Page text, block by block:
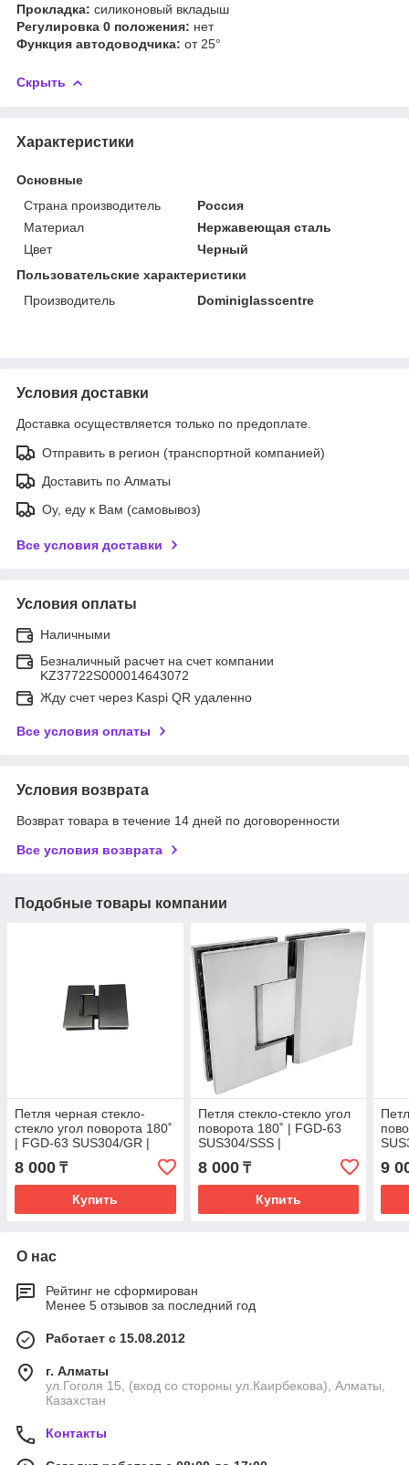
Прокладка: силиконовый вкладыш
Регулировка 0 положения: нет
Функция автодоводчика: от 25°
Скрыть
Характеристики
Основные
Страна производитель
Россия
Материал
Нержавеющая сталь
Цвет
Черный
Пользовательские характеристики
Производитель
Dominiglasscentre
Условия доставки
Доставка осуществляется только по предоплате.
Отправить в регион (транспортной компанией)
Доставить по Алматы
Оу, еду к Вам (самовывоз)
Все условия доставки
Условия оплаты
Наличными
Безналичный расчет на счет компании
KZ37722S000014643072
Жду счет через Kaspi QR удаленно
Все условия оплаты
Условия возврата
Возврат товара в течение 14 дней по договоренности
Все условия возврата
Подобные товары компании
Петля черная стекло-
стекло угол поворота 180˚
| FGD-63 SUS304/GR |
Оружейная сталь
8 000 ₸
Купить
Петля стекло-стекло угол
поворота 180˚ | FGD-63
SUS304/SSS |
Нержавейка/Матовая
8 000₸
Купить
9
О нас
Рейтинг не сформирован
Менее 5 отзывов за последний год
Работает с 15.08.2012
г. Алматы
ул.Гоголя 15, (вход со стороны ул.Каирбекова), Алматы,
Казахстан
Контакты